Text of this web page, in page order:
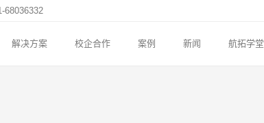
68036332
解决方案 校企合作 案例 新闻 航拓学堂